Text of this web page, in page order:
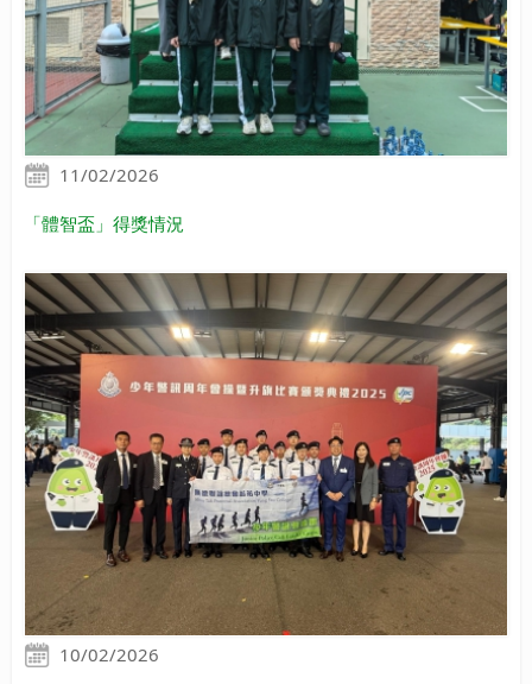
11/02/2026
「體智盃」得獎情況
10/02/2026